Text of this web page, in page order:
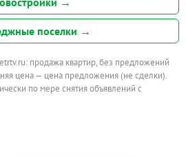
поселки →
продажа квартир, без предложений
цена — цена предложения (не сделки).
по мере снятия объявлений с